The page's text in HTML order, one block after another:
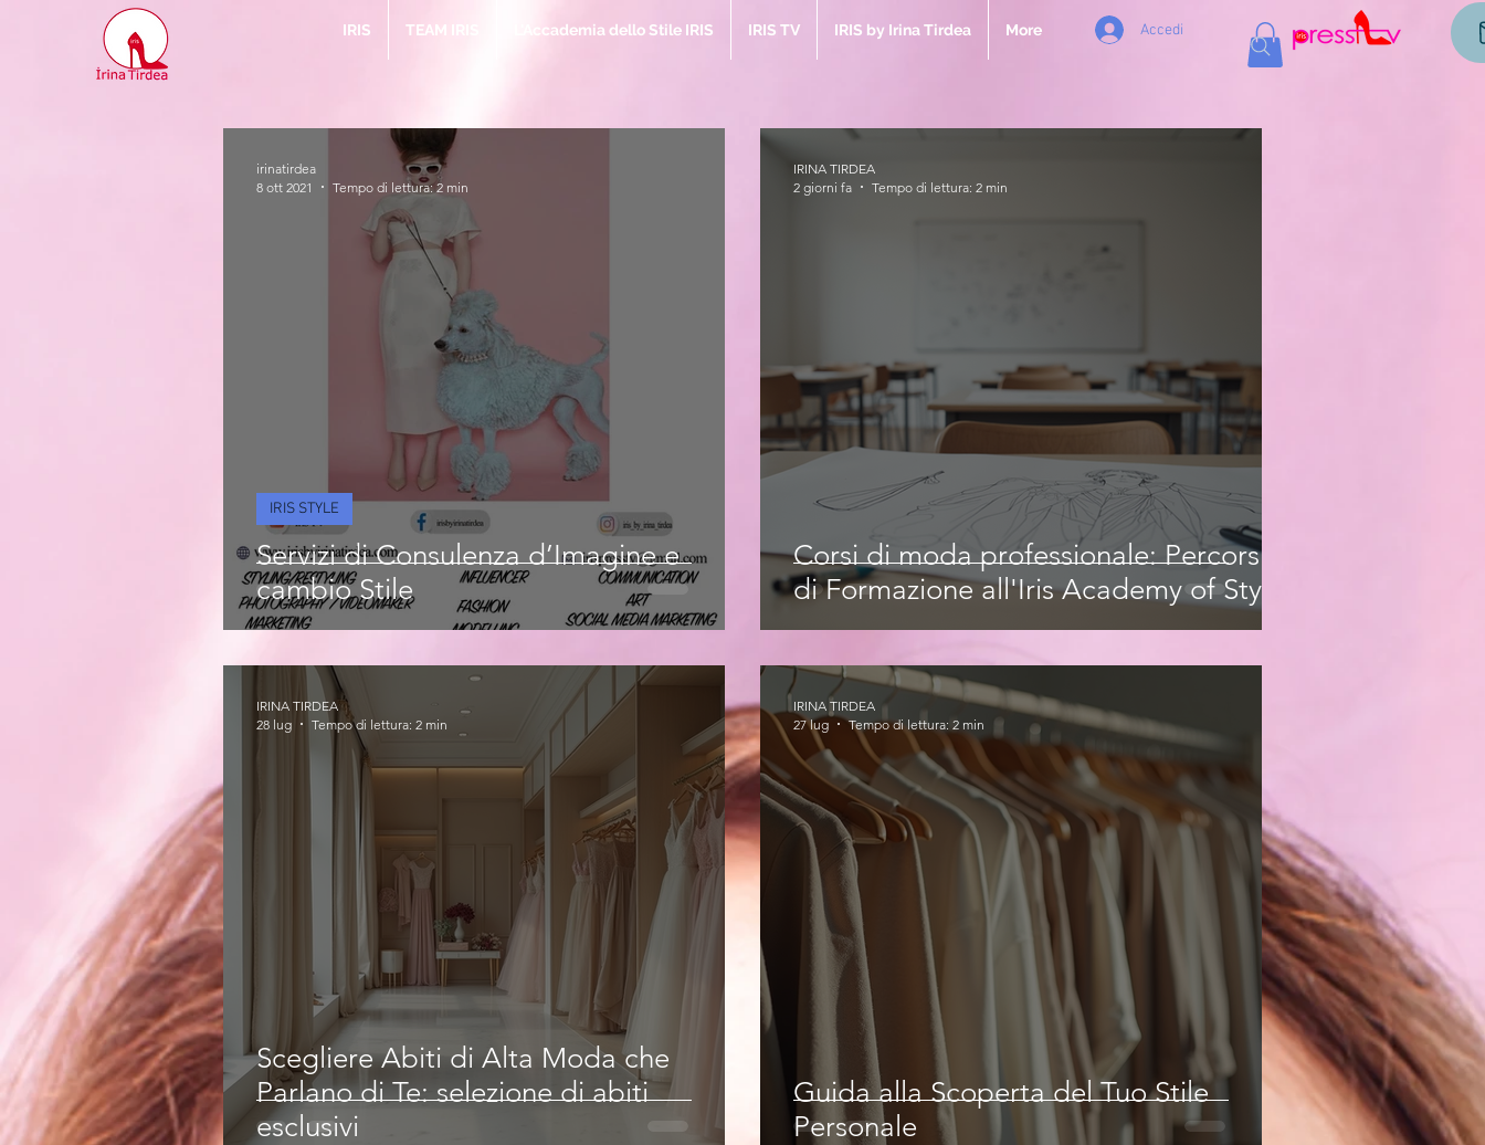
IRIS TEAM IRIS L'Accademia dello Stile IRIS IRIS TV IRIS by Irina Tirdea More Accedi
Servizi di Consulenza d’Imagine e
cambio Stile
IRIS STYLE
irinatirdea
8 ott 2021
Tempo di lettura: 2 min
Corsi di moda professionale: Percorsi
di Formazione all'Iris Academy of Style
IRINA TIRDEA
2 giorni fa
Tempo di lettura: 2 min
Scegliere Abiti di Alta Moda che
Parlano di Te: selezione di abiti
esclusivi
IRINA TIRDEA
28 lug
Tempo di lettura: 2 min
Guida alla Scoperta del Tuo Stile
Personale
IRINA TIRDEA
27 lug
Tempo di lettura: 2 min